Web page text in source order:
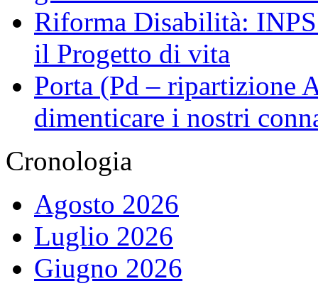
Riforma Disabilità:
il Progetto di vita
Porta (Pd – ripartizione
dimenticare i nostri
Cronologia
Agosto 2026
Luglio 2026
Giugno 2026